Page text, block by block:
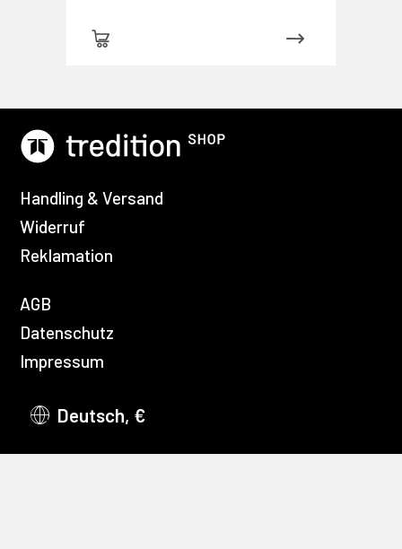
Handling & Versand
Widerruf
Reklamation
AGB
Datenschutz
Impressum
Deutsch, €